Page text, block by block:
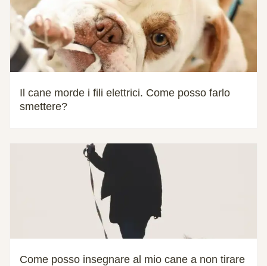
Il cane morde i fili elettrici. Come posso farlo
smettere?
Come posso insegnare al mio cane a non tirare